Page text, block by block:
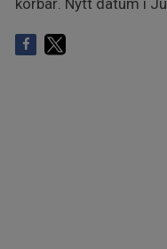
körbar. Nytt datum i